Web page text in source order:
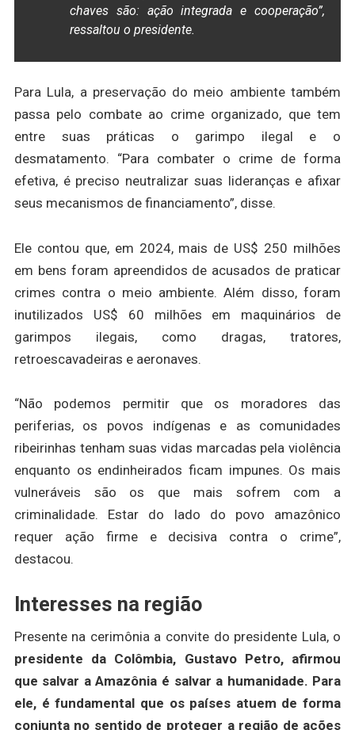
chaves são: ação integrada e cooperação”,
ressaltou o presidente.
Para Lula, a preservação do meio ambiente também
passa pelo combate ao crime organizado, que tem
entre suas práticas o garimpo ilegal e o
desmatamento. “Para combater o crime de forma
efetiva, é preciso neutralizar suas lideranças e afixar
seus mecanismos de financiamento”, disse.
Ele contou que, em 2024, mais de US$ 250 milhões
em bens foram apreendidos de acusados de praticar
crimes contra o meio ambiente. Além disso, foram
inutilizados US$ 60 milhões em maquinários de
garimpos ilegais, como dragas, tratores,
retroescavadeiras e aeronaves.
“Não podemos permitir que os moradores das
periferias, os povos indígenas e as comunidades
ribeirinhas tenham suas vidas marcadas pela violência
enquanto os endinheirados ficam impunes. Os mais
vulneráveis são os que mais sofrem com a
criminalidade. Estar do lado do povo amazônico
requer ação firme e decisiva contra o crime”,
destacou.
Interesses na região
Presente na cerimônia a convite do presidente Lula, o
presidente da Colômbia, Gustavo Petro, afirmou
que salvar a Amazônia é salvar a humanidade. Para
ele, é fundamental que os países atuem de forma
conjunta no sentido de proteger a região de ações